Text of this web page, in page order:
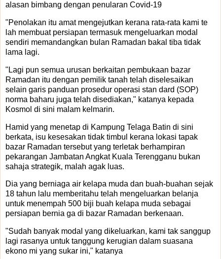
alasan bimbang dengan penularan Covid-19
"Penolakan itu amat mengejutkan kerana rata-rata kami te
lah membuat persiapan termasuk mengeluarkan modal
sendiri memandangkan bulan Ramadan bakal tiba tidak
lama lagi.
"Lagi pun semua urusan berkaitan pembukaan bazar
Ramadan itu dengan pemilik tanah telah diselesaikan
selain garis panduan prosedur operasi stan dard (SOP)
norma baharu juga telah disediakan," katanya kepada
Kosmol di sini malam kelmarin.
Hamid yang menetap di Kampung Telaga Batin di sini
berkata, isu kesesakan tidak timbul kerana lokasi tapak
bazar Ramadan tersebut yang terletak berhampiran
pekarangan Jambatan Angkat Kuala Terengganu bukan
sahaja strategik, malah agak luas.
Dia yang berniaga air kelapa muda dan buah-buahan sejak
18 tahun lalu memberitahu telah mengeluarkan belanja
untuk menempah 500 biji buah kelapa muda sebagai
persiapan bernia ga di bazar Ramadan berkenaan.
"Sudah banyak modal yang dikeluarkan, kami tak sanggup
lagi rasanya untuk tanggung kerugian dalam suasana
ekono mi yang sukar ini," katanya